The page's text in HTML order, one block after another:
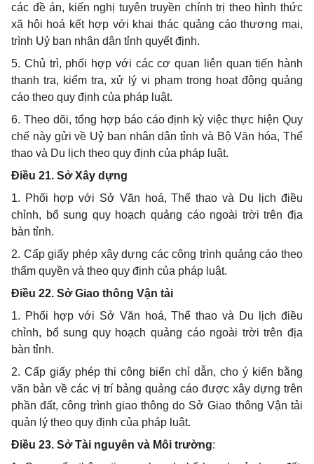
các đề án, kiến nghị tuyên truyền chính trị theo hình thức
xã hội hoá kết hợp với khai thác quảng cáo thương mại,
trình Uỷ ban nhân dân tỉnh quyết định.
5. Chủ trì, phối hợp với các cơ quan liên quan tiến hành
thanh tra, kiểm tra, xử lý vi phạm trong hoạt động quảng
cáo theo quy định của pháp luật.
6. Theo dõi, tổng hợp báo cáo định kỳ việc thực hiện Quy
chế này gửi về Uỷ ban nhân dân tỉnh và Bộ Văn hóa, Thể
thao và Du lịch theo quy định của pháp luật.
Điều 21. Sở Xây dựng
1. Phối hợp với Sở Văn hoá, Thể thao và Du lịch điều
chỉnh, bổ sung quy hoạch quảng cáo ngoài trời trên địa
bàn tỉnh.
2. Cấp giấy phép xây dựng các công trình quảng cáo theo
thẩm quyền và theo quy định của pháp luật.
Điều 22. Sở Giao thông Vận tải
1. Phối hợp với Sở Văn hoá, Thể thao và Du lịch điều
chỉnh, bổ sung quy hoạch quảng cáo ngoài trời trên địa
bàn tỉnh.
2. Cấp giấy phép thi công biển chỉ dẫn, cho ý kiến bằng
văn bản về các vị trí bảng quảng cáo được xây dựng trên
phần đất, công trình giao thông do Sở Giao thông Vận tải
quản lý theo quy định của pháp luật.
Điều 23. Sở Tài nguyên và Môi trường: